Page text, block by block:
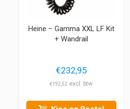
Heine – Gamma XXL LF Kit
+ Wandrail
€232,95
€192,52